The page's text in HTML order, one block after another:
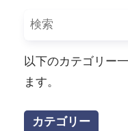
以下のカテゴリー
ます。
カテゴリー